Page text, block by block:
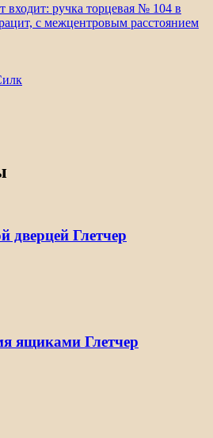
входит: ручка торцевая № 104 в
с межцентровым расстоянием
Глетчер
ящиками Глетчер